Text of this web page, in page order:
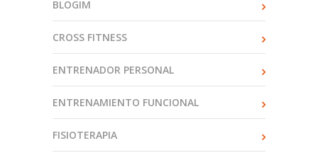
BLOGIM
CROSS FITNESS
ENTRENADOR PERSONAL
ENTRENAMIENTO FUNCIONAL
FISIOTERAPIA